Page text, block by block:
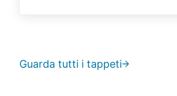
Guarda tutti i tappeti